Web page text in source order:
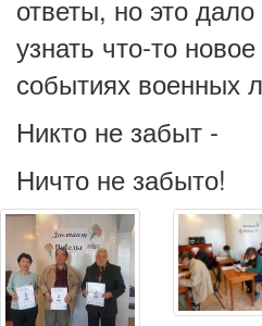
ответы, но это
узнать что-то
событиях военных
Никто не забыт -
Ничто не забыто!